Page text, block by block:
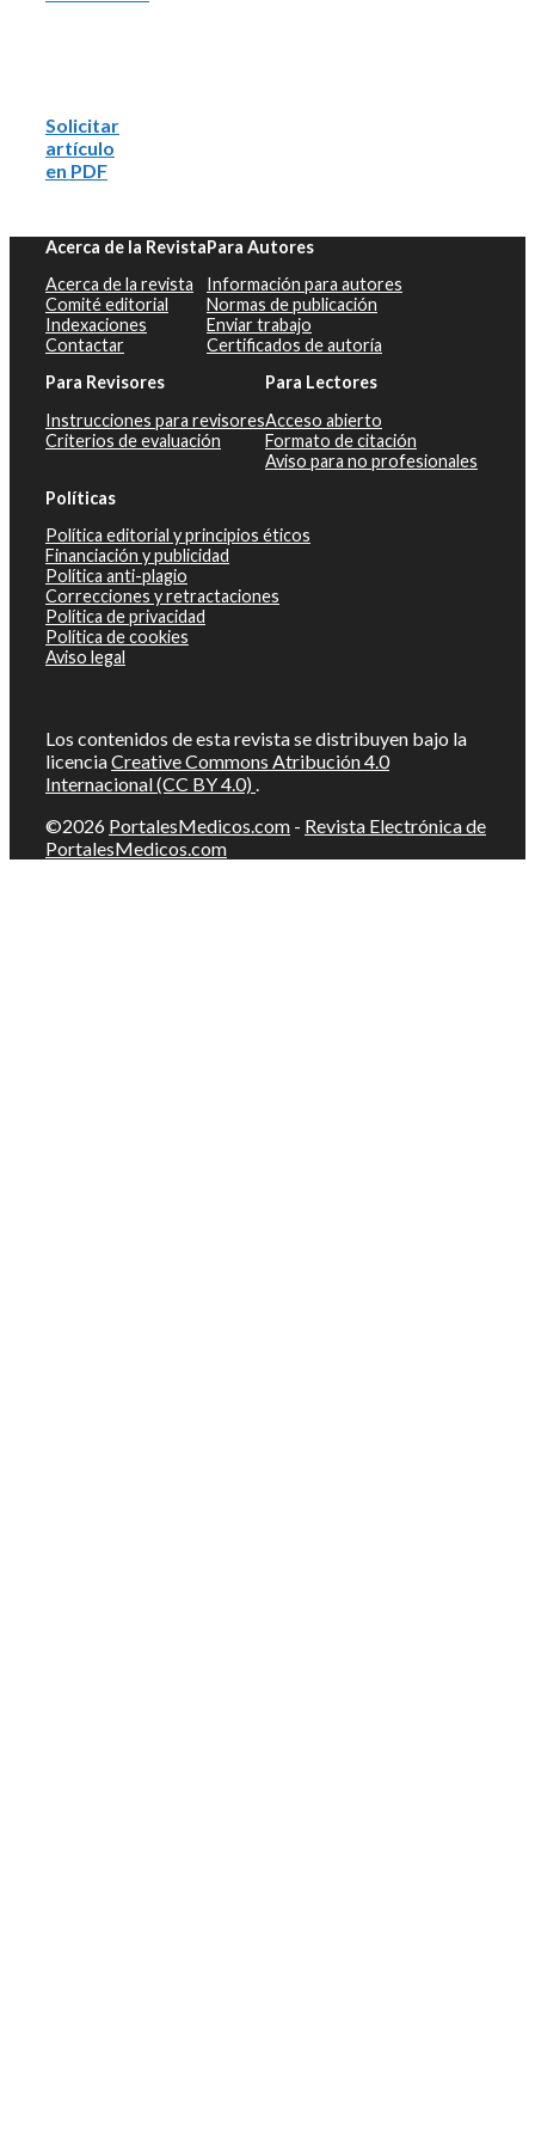
Solicitar
artículo
en PDF
Acerca de la Revista
Acerca de la revista
Comité editorial
Indexaciones
Contactar
Para Autores
Información para autores
Normas de publicación
Enviar trabajo
Certificados de autoría
Para Revisores
Instrucciones para revisores
Criterios de evaluación
Para Lectores
Acceso abierto
Formato de citación
Aviso para no profesionales
Políticas
Política editorial y principios éticos
Financiación y publicidad
Política anti-plagio
Correcciones y retractaciones
Política de privacidad
Política de cookies
Aviso legal
Los contenidos de esta revista se distribuyen bajo la
licenciaCreative Commons Atribución 4.0
Internacional (CC BY 4.0) .
©2026 PortalesMedicos.com - Revista Electrónica de
PortalesMedicos.com